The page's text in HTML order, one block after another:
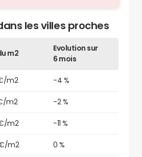
les villes proches
m2
Evolution sur
6 mois
m2 -4 %
m2 -2 %
m2 -11 %
€/m2 0 %